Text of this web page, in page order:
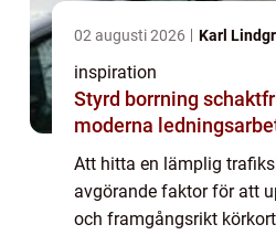
02 augusti 2026 Karl
inspiration
Styrd borrning schaktfri teknik för
moderna
Att hitta en lämplig
avgörande faktor för att
och framgångsrikt